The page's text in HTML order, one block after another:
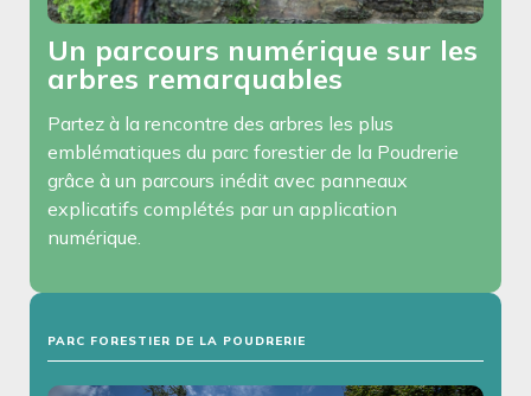
Un parcours numérique sur les
arbres remarquables
Partez à la rencontre des arbres les plus
emblématiques du parc forestier de la Poudrerie
grâce à un parcours inédit avec panneaux
explicatifs complétés par un application
numérique.
PARC FORESTIER DE LA POUDRERIE